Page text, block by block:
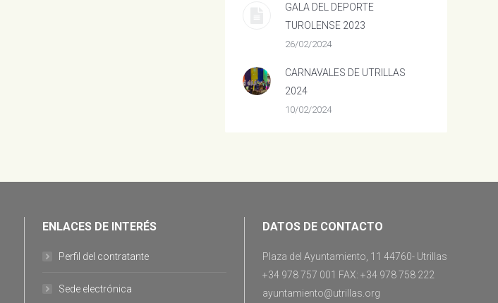
GALA DEL DEPORTE
TUROLENSE 2023
26/02/2024
CARNAVALES DE UTRILLAS
2024
10/02/2024
ENLACES DE INTERÉS
Perfil del contratante
Sede electrónica
DATOS DE CONTACTO
Plaza del Ayuntamiento, 11 44760- Utrillas
+34 978 757 001 FAX: +34 978 758 222
ayuntamiento@utrillas.org